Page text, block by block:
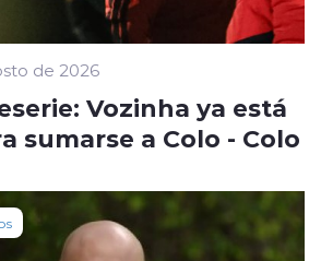
de 2026
Vozinha ya está
sumarse a Colo - Colo